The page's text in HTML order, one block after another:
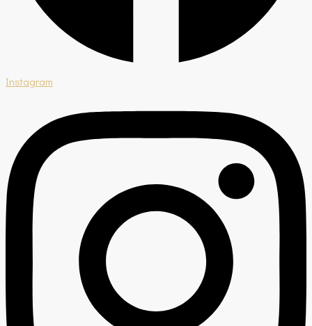
Instagram